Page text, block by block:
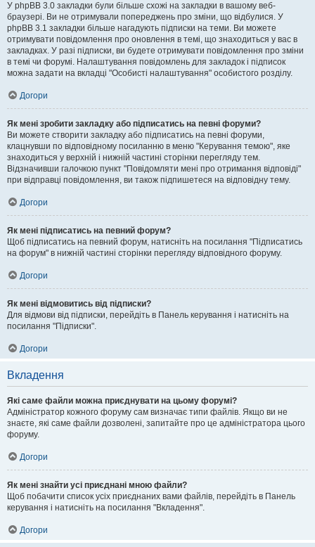
У phpBB 3.0 закладки були більше схожі на закладки в вашому веб-
браузері. Ви не отримували попереджень про зміни, що відбулися. У
phpBB 3.1 закладки більше нагадують підписки на теми. Ви можете
отримувати повідомлення про оновлення в темі, що знаходиться у вас в
закладках. У разі підписки, ви будете отримувати повідомлення про зміни
в темі чи форумі. Налаштування повідомлень для закладок і підписок
можна задати на вкладці "Особисті налаштування" особистого розділу.
Догори
Як мені зробити закладку або підписатись на певні форуми?
Ви можете створити закладку або підписатись на певні форуми,
клацнувши по відповідному посиланню в меню "Керування темою", яке
знаходиться у верхній і нижній частині сторінки перегляду тем.
Відзначивши галочкою пункт "Повідомляти мені про отримання відповіді"
при відправці повідомлення, ви також підпишетеся на відповідну тему.
Догори
Як мені підписатись на певний форум?
Щоб підписатись на певний форум, натисніть на посилання "Підписатись
на форум" в нижній частині сторінки перегляду відповідного форуму.
Догори
Як мені відмовитись від підписки?
Для відмови від підписки, перейдіть в Панель керування і натисніть на
посилання "Підписки".
Догори
Вкладення
Які саме файли можна приєднувати на цьому форумі?
Адміністратор кожного форуму сам визначає типи файлів. Якщо ви не
знаєте, які саме файли дозволені, запитайте про це адміністратора цього
форуму.
Догори
Як мені знайти усі приєднані мною файли?
Щоб побачити список усіх приєднаних вами файлів, перейдіть в Панель
керування і натисніть на посилання "Вкладення".
Догори